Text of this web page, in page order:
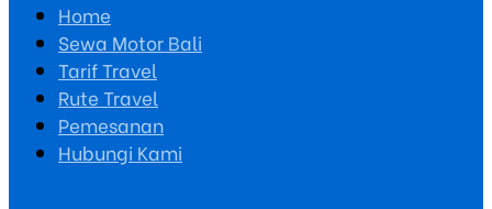
Home
Sewa Motor Bali
Tarif Travel
Rute Travel
Pemesanan
Hubungi Kami